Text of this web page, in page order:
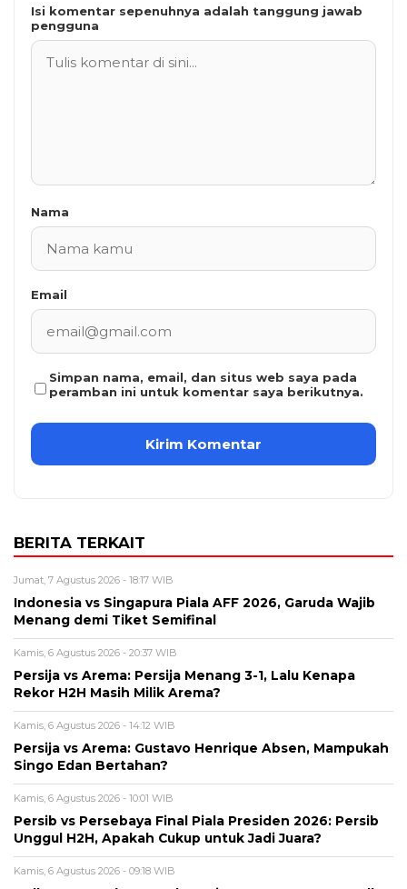
Isi komentar sepenuhnya adalah tanggung jawab
pengguna
Nama
Email
Simpan nama, email, dan situs web saya pada
peramban ini untuk komentar saya berikutnya.
BERITA TERKAIT
Jumat, 7 Agustus 2026 - 18:17 WIB
Indonesia vs Singapura Piala AFF 2026, Garuda Wajib
Menang demi Tiket Semifinal
Kamis, 6 Agustus 2026 - 20:37 WIB
Persija vs Arema: Persija Menang 3-1, Lalu Kenapa
Rekor H2H Masih Milik Arema?
Kamis, 6 Agustus 2026 - 14:12 WIB
Persija vs Arema: Gustavo Henrique Absen, Mampukah
Singo Edan Bertahan?
Kamis, 6 Agustus 2026 - 10:01 WIB
Persib vs Persebaya Final Piala Presiden 2026: Persib
Unggul H2H, Apakah Cukup untuk Jadi Juara?
Kamis, 6 Agustus 2026 - 09:18 WIB